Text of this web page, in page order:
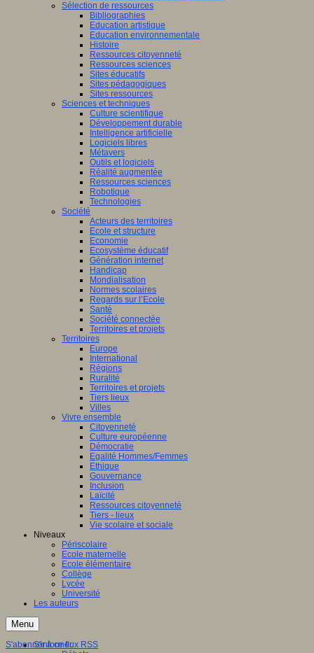
Sélection de ressources
Bibliographies
Education artistique
Education environnementale
Histoire
Ressources citoyenneté
Ressources sciences
Sites éducatifs
Sites pédagogiques
Sites ressources
Sciences et techniques
Culture scientifique
Développement durable
Intelligence artificielle
Logiciels libres
Métavers
Outils et logiciels
Réalité augmentée
Ressources sciences
Robotique
Technologies
Société
Acteurs des territoires
Ecole et structure
Economie
Ecosystème éducatif
Génération internet
Handicap
Mondialisation
Normes scolaires
Regards sur l’Ecole
Santé
Société connectée
Territoires et projets
Territoires
Europe
International
Régions
Ruralité
Territoires et projets
Tiers lieux
Villes
Vivre ensemble
Citoyenneté
Culture européenne
Démocratie
Egalité Hommes/Femmes
Ethique
Gouvernance
Inclusion
Laïcité
Ressources citoyenneté
Tiers - lieux
Vie scolaire et sociale
Niveaux
Périscolaire
Ecole maternelle
Ecole élémentaire
Collège
Lycée
Université
Les auteurs
Menu
S'informer
S'abonner à ce flux RSS